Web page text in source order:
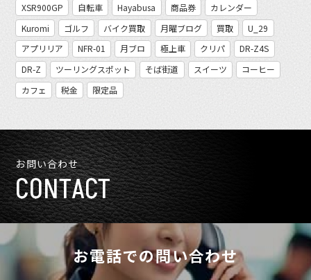
XSR900GP
自転車 Hayabusa 商品券
カレンダー
Kuromi
ゴルフ バイク買取 月曜ブログ 買取
U_29
アプリリア
NFR-01 月ブロ 極上車 クリパ
DR-Z4S
DR-Z
ツーリングスポット そば街道 スイーツ
コーヒー
カフェ
税金 限定品
お問い合わせ
CONTACT
お電話での問い合わせ